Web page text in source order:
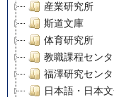
産業研究所
斯道文庫
体育研究所
教職課程セン
福澤研究セン
日本語・日本